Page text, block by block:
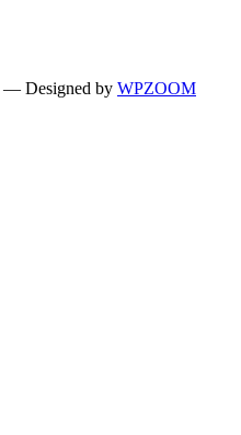
— Designed by WPZOOM